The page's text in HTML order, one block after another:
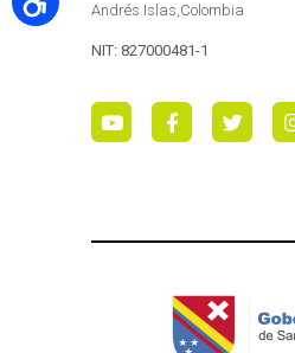
Andrés Islas,Colombia
NIT: 827000481-1